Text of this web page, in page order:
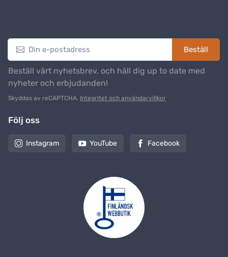
Beställ
Beställ vårt nyhetsbrev, och håll dig up to date med
nyheter och erbjudanden!
Skyddas av reCAPTCHA. Integritet och användarvillkor
Följ oss
Instagram YouTube Facebook